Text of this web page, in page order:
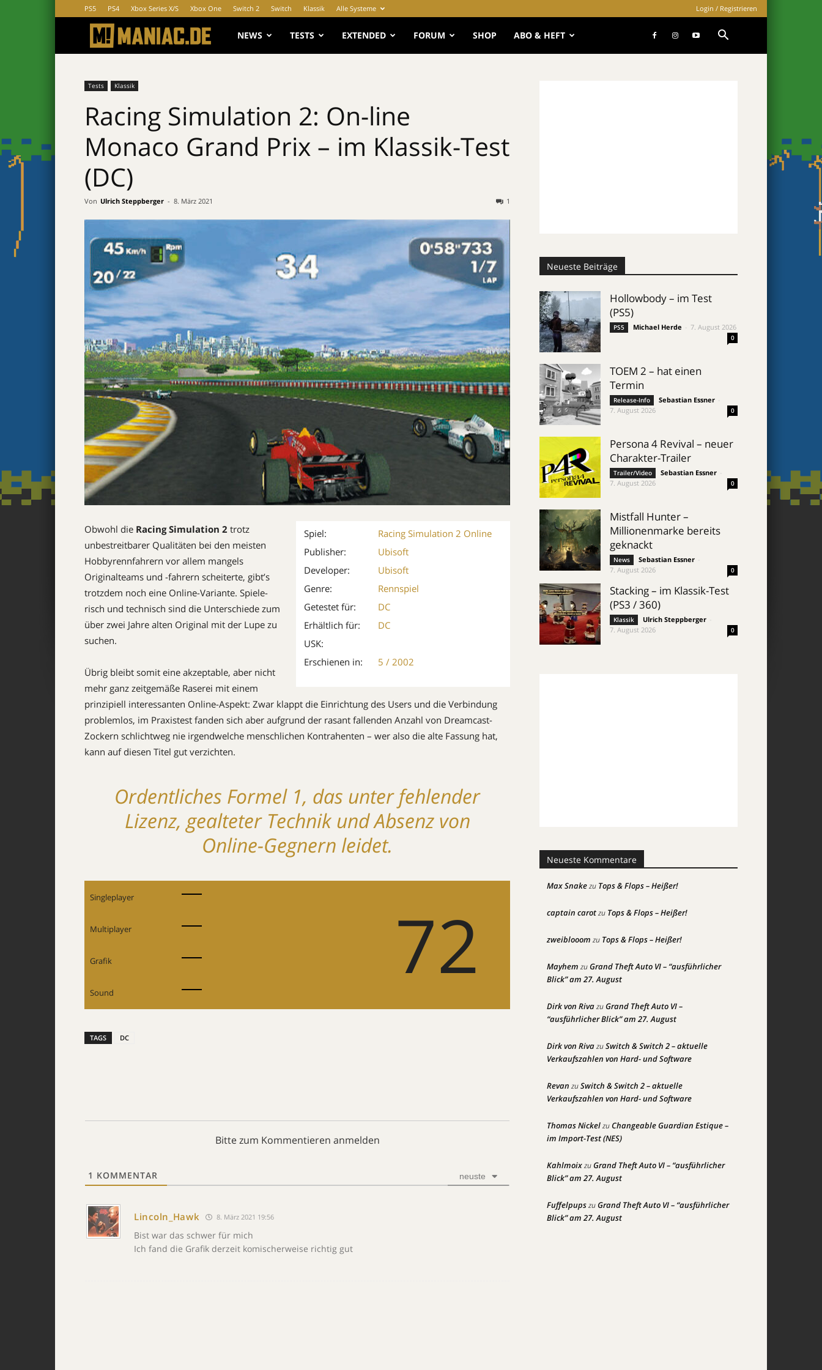
PS5 PS4 Xbox Series X/S Xbox One Switch 2 Switch Klassik Alle Systeme Login / Registrieren
MANIAC.de
NEWS TESTS EXTENDED FORUM SHOP ABO & HEFT
Tests Klassik
Racing Simulation 2: On-line
Monaco Grand Prix – im Klassik-Test
(DC)
Von Ulrich Steppberger - 8. März 2021 1
Spiel:
Racing Simulation 2 Online
Publisher:
Ubisoft
Developer:
Ubisoft
Genre:
Rennspiel
Getestet für:
DC
Erhältlich für:
DC
USK:
Erschienen in:
5 / 2002
Obwohl die Racing Simulation 2 trotz
unbestreitbarer Quali­täten bei den meisten
Hobbyrennfahrern vor allem mangels
Originalteams und -fahrern scheiterte, gibt’s
trotzdem noch eine Online-Variante. Spiele­
risch und technisch sind die Unterschiede zum
über zwei Jahre alten Original mit der Lupe zu
suchen.
Übrig bleibt somit eine akzeptable, aber nicht
mehr ganz zeitgemäße Raserei mit einem
prinzipiell interessanten Online-Aspekt: Zwar klappt die Einrichtung des Users und die Verbindung
problemlos, im Praxis­test fanden sich aber aufgrund der rasant fallenden Anzahl von Dreamcast-
Zockern schlicht­weg nie irgendwelche menschlichen Kon­tra­henten – wer also die alte Fassung hat,
kann auf diesen Titel gut verzichten.
Ordentliches Formel 1, das unter fehlender
Lizenz, gealteter Technik und Absenz von
Online-Gegnern leidet.
Singleplayer 72
Multiplayer
Grafik
Sound
TAGS DC
Bitte zum Kommentieren anmelden
1 KOMMENTAR neuste
Lincoln_Hawk 8. März 2021 19:56
Bist war das schwer für mich
Ich fand die Grafik derzeit komischerweise richtig gut
Neueste Beiträge
Hollowbody – im Test
(PS5)
PS5 Michael Herde 7. August 2026
0
TOEM 2 – hat einen
Termin
Release-Info Sebastian Essner
7. August 2026
0
Persona 4 Revival – neuer
Charakter-Trailer
Trailer/Video Sebastian Essner
7. August 2026
0
Mistfall Hunter –
Millionenmarke bereits
geknackt
News Sebastian Essner
7. August 2026
0
Stacking – im Klassik-Test
(PS3 / 360)
Klassik Ulrich Steppberger
7. August 2026
0
Neueste Kommentare
Max Snakezu Tops & Flops – Heißer!
captain carotzu Tops & Flops – Heißer!
zweiblooom zu Tops & Flops – Heißer!
Mayhem zuGrand Theft Auto VI – “ausführlicher
Blick” am 27. August
Dirk von RivazuGrand Theft Auto VI –
“ausführlicher Blick” am 27. August
Dirk von RivazuSwitch & Switch 2 – aktuelle
Verkaufszahlen von Hard- und Software
Revan zuSwitch & Switch 2 – aktuelle
Verkaufszahlen von Hard- und Software
Thomas NickelzuChangeable Guardian Estique –
im Import-Test (NES)
KahlmoixzuGrand Theft Auto VI – “ausführlicher
Blick” am 27. August
FuffelpupszuGrand Theft Auto VI – “ausführlicher
Blick” am 27. August